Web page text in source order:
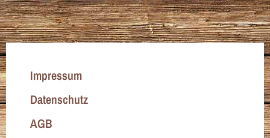
Impressum
Datenschutz
AGB